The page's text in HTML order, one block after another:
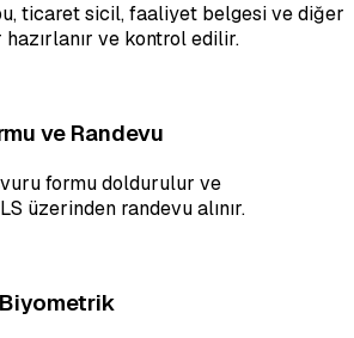
ticaret sicil, faaliyet belgesi ve diğer
ve kontrol edilir.
ve Randevu
formu doldurulur ve
üzerinden randevu alınır.